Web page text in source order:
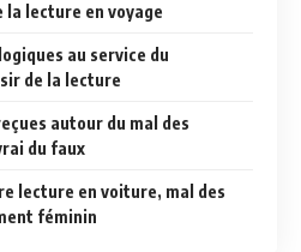
lecture en voyage
au service du
de la lecture
autour du mal des
du faux
lecture en voiture, mal des
féminin